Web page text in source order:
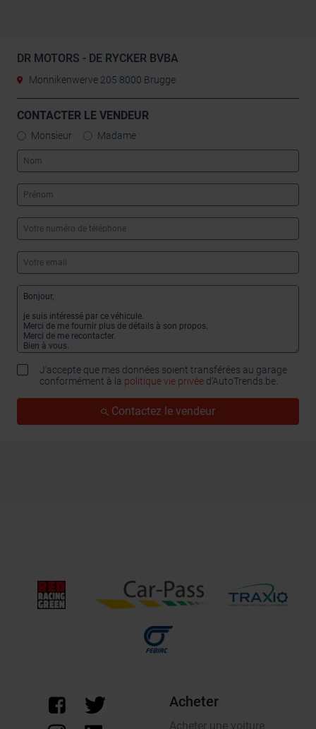
DR MOTORS - DE RYCKER BVBA
Monnikenwerve 205 8000 Brugge
CONTACTER LE VENDEUR
Monsieur Madame
J'accepte que mes données soient transférées au garage
conformément à la politique vie privée d’AutoTrends.be.
Contactez le vendeur
Acheter
Acheter une voiture